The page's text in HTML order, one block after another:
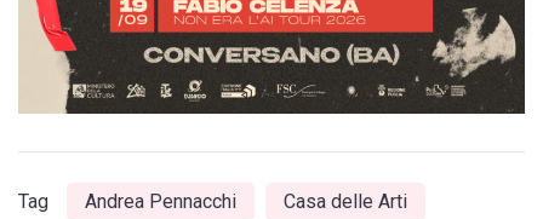
Tag Andrea Pennacchi Casa delle Arti